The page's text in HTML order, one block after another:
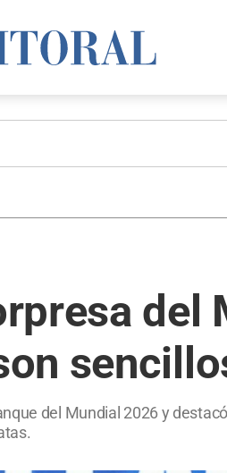
del
del Mundial 2026 y